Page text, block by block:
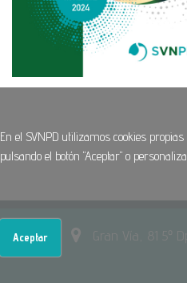
SVNPD Gran Vía, 81 5º
En el SVNPD utilizamos cookies
pulsando el botón "Aceptar" o
Aceptar